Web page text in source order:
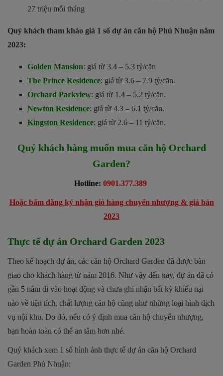
27 triệu mỗi tháng
Quý khách tham khảo giá 1 số dự án căn hộ Phú Nhuận năm
2023:
Golden Mansion: giá từ 3.4 – 5.3 tỷ/căn
The Prince Residence: giá từ 3.6 – 7.9 tỷ/căn.
Orchard Parkview: giá từ 1.4 – 5.2 tỷ/căn.
Newton Residence: giá từ 4.3 – 6.1 tỷ/căn.
Kingston Residence: giá từ 2.6 – 11 tỷ/căn.
Quý khách hàng muốn mua căn hộ Orchard
Garden?
Hotline: 0901.377.389
Hoặc bấm đăng ký nhận giỏ hàng chuyển nhượng & giá bán
2023
Thực tế dự án Orchard Garden 2023
Theo kế hoạch dự án, các căn hộ Orchard Garden đã được bàn
giao cho khách hàng từ năm 2016. Như vậy đến nay, dự án đã có
gần 5 năm đi vào hoạt động và chưa ghi nhận bất kỳ khiếu nại
nào về tiện tích, chất lượng căn hộ cũng như những loại hình dịch
vụ nội khu. Do đó, nếu có ý định mua căn hộ chuyển nhượng,
bạn hoàn toàn có thể an tâm hơn nhé.
Quý khách xem 1 số hình ảnh thực tế dự án căn hộ Orchard
Garden Phú Nhuận: